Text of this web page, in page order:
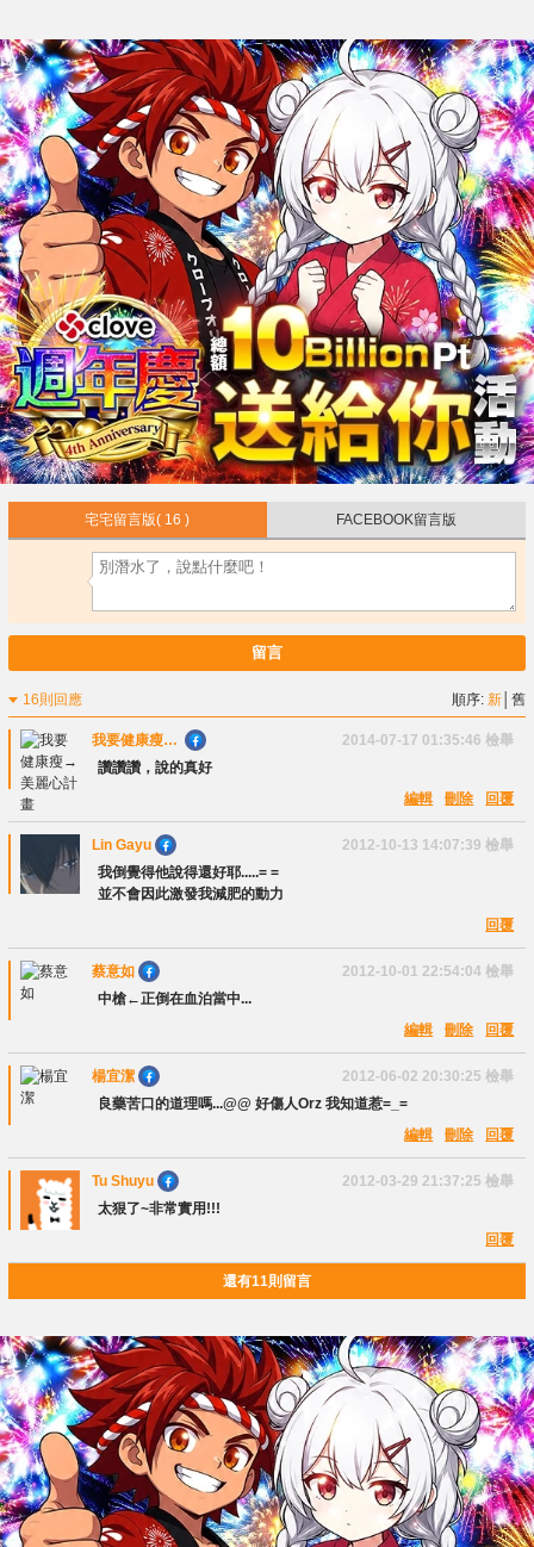
宅宅留言版( 16 ) FACEBOOK留言版
留言
16則回應 順序:新 │舊
我要健康瘦→
美麗心計畫
2014-07-17 01:35:46 檢舉
讚讚讚，說的真好
回覆
刪除
編輯
Lin Gayu 2012-10-13 14:07:39 檢舉
我倒覺得他說得還好耶.....= =
並不會因此激發我減肥的動力
回覆
蔡意如 2012-10-01 22:54:04 檢舉
中槍←正倒在血泊當中...
回覆
刪除
編輯
楊宜潔 2012-06-02 20:30:25 檢舉
良藥苦口的道理嗎...@@ 好傷人Orz 我知道惹=_=
回覆
刪除
編輯
Tu Shuyu 2012-03-29 21:37:25 檢舉
太狠了~非常實用!!!
回覆
還有11則留言